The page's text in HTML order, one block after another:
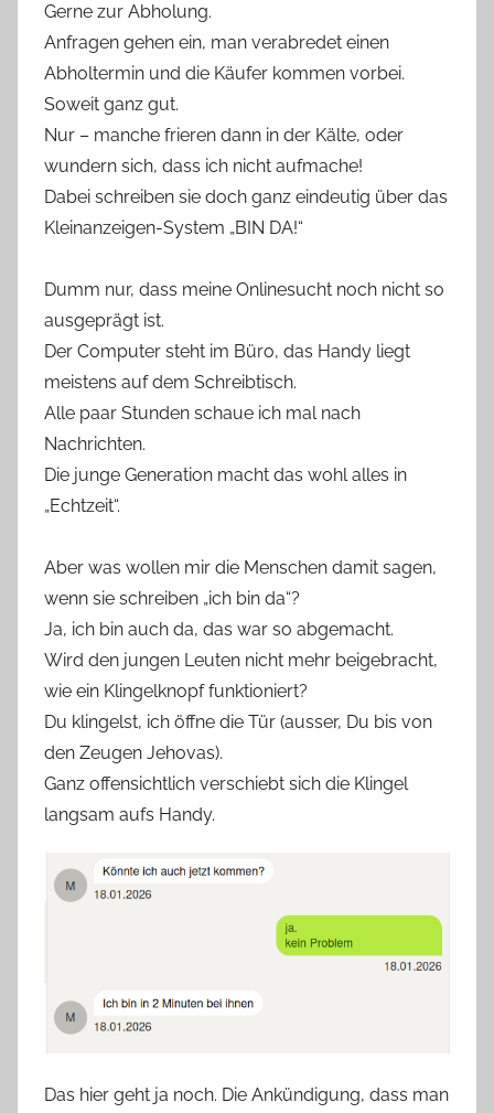
Gerne zur Abholung.
Anfragen gehen ein, man verabredet einen
Abholtermin und die Käufer kommen vorbei.
Soweit ganz gut.
Nur – manche frieren dann in der Kälte, oder
wundern sich, dass ich nicht aufmache!
Dabei schreiben sie doch ganz eindeutig über das
Kleinanzeigen-System „BIN DA!“
Dumm nur, dass meine Onlinesucht noch nicht so
ausgeprägt ist.
Der Computer steht im Büro, das Handy liegt
meistens auf dem Schreibtisch.
Alle paar Stunden schaue ich mal nach
Nachrichten.
Die junge Generation macht das wohl alles in
„Echtzeit“.
Aber was wollen mir die Menschen damit sagen,
wenn sie schreiben „ich bin da“?
Ja, ich bin auch da, das war so abgemacht.
Wird den jungen Leuten nicht mehr beigebracht,
wie ein Klingelknopf funktioniert?
Du klingelst, ich öffne die Tür (ausser, Du bis von
den Zeugen Jehovas).
Ganz offensichtlich verschiebt sich die Klingel
langsam aufs Handy.
Das hier geht ja noch. Die Ankündigung, dass man